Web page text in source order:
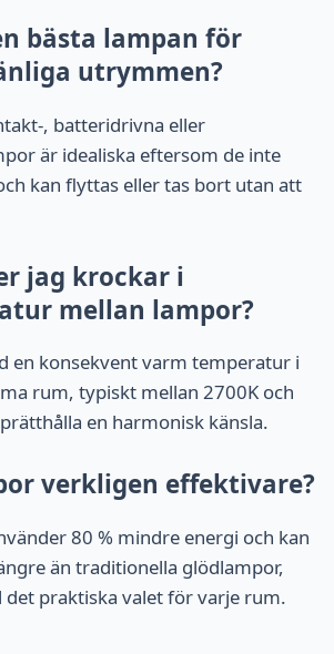
bästa lampan för
utrymmen?
, batteridrivna eller
är idealiska eftersom de inte
kan flyttas eller tas bort utan att
jag krockar i
mellan lampor?
en konsekvent varm temperatur i
rum, typiskt mellan 2700K och
en harmonisk känsla.
verkligen effektivare?
80 % mindre energi och kan
än traditionella glödlampor,
praktiska valet för varje rum.